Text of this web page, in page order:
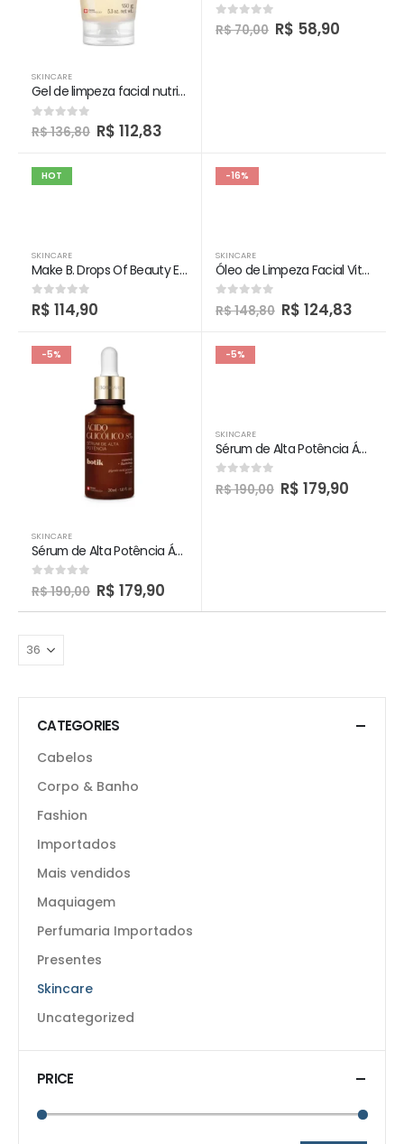
SKINCARE
Gel de limpeza facial nutritivo Vitamina B5 Botik
out of 5
R$136,80 R$ 112,83
out of 5
R$70,00 R$ 58,90
HOT
SKINCARE
Make B. Drops Of Beauty Elixir Facial
0out of 5
R$ 114,90
-16%
SKINCARE
Óleo de Limpeza Facial Vitamina E Botik
out of 5
R$148,80 R$ 124,83
-5%
SKINCARE
Sérum de Alta Potência Ácido Glicólico 8% Botik
out of 5
R$190,00 R$ 179,90
-5%
SKINCARE
Sérum de Alta Potência Ácido Hialurônico Botik
out of 5
R$190,00 R$ 179,90
CATEGORIES
Cabelos
Corpo & Banho
Fashion
Importados
Mais vendidos
Maquiagem
Perfumaria Importados
Presentes
Skincare
Uncategorized
PRICE